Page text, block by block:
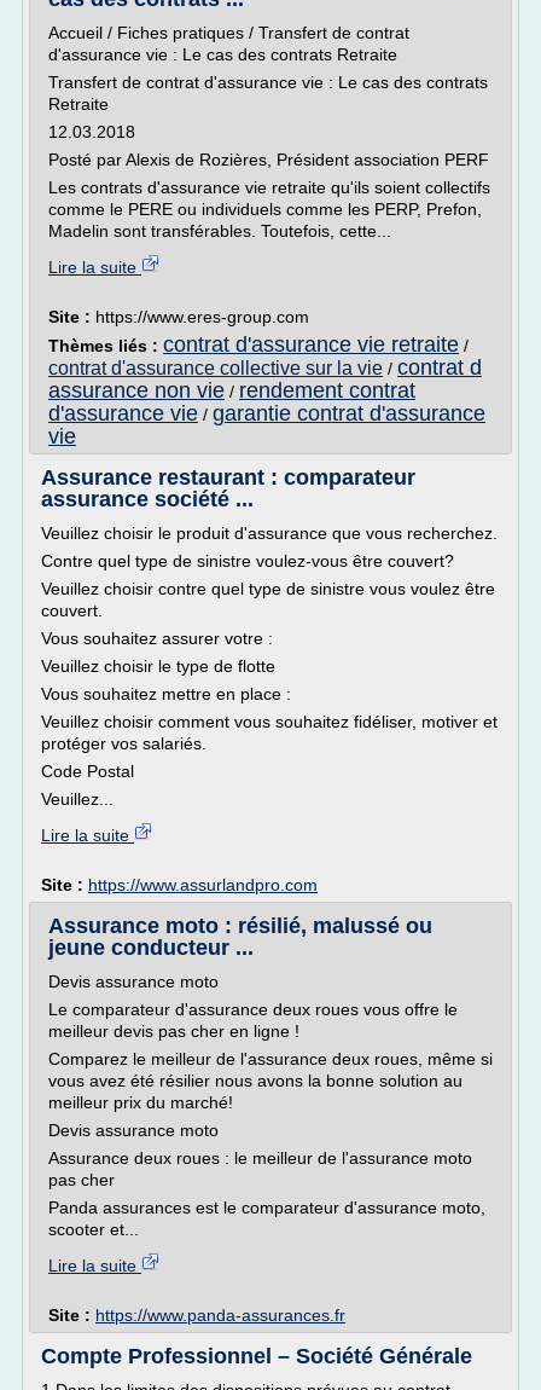
Accueil / Fiches pratiques / Transfert de contrat
d'assurance vie : Le cas des contrats Retraite
Transfert de contrat d'assurance vie : Le cas des contrats
Retraite
12.03.2018
Posté par Alexis de Rozières, Président association PERF
Les contrats d'assurance vie retraite qu'ils soient collectifs
comme le PERE ou individuels comme les PERP, Prefon,
Madelin sont transférables. Toutefois, cette...
Lire la suite
Site : https://www.eres-group.com
Thèmes liés : contrat d'assurance vie retraite /
contrat d'assurance collective sur la vie / contrat d
assurance non vie / rendement contrat
d'assurance vie / garantie contrat d'assurance
vie
Assurance restaurant : comparateur
assurance société ...
Veuillez choisir le produit d'assurance que vous recherchez.
Contre quel type de sinistre voulez-vous être couvert?
Veuillez choisir contre quel type de sinistre vous voulez être
couvert.
Vous souhaitez assurer votre :
Veuillez choisir le type de flotte
Vous souhaitez mettre en place :
Veuillez choisir comment vous souhaitez fidéliser, motiver et
protéger vos salariés.
Code Postal
Veuillez...
Lire la suite
Site : https://www.assurlandpro.com
Assurance moto : résilié, malussé ou
jeune conducteur ...
Devis assurance moto
Le comparateur d'assurance deux roues vous offre le
meilleur devis pas cher en ligne !
Comparez le meilleur de l'assurance deux roues, même si
vous avez été résilier nous avons la bonne solution au
meilleur prix du marché!
Devis assurance moto
Assurance deux roues : le meilleur de l'assurance moto
pas cher
Panda assurances est le comparateur d'assurance moto,
scooter et...
Lire la suite
Site : https://www.panda-assurances.fr
Compte Professionnel – Société Générale